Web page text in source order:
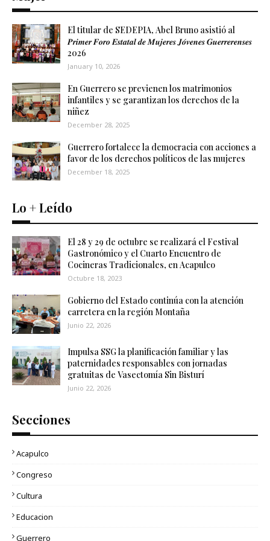
El titular de SEDEPIA, Abel Bruno asistió al
𝑷𝒓𝒊𝒎𝒆𝒓 𝑭𝒐𝒓𝒐 𝑬𝒔𝒕𝒂𝒕𝒂𝒍 𝒅𝒆 𝑴𝒖𝒋𝒆𝒓𝒆𝒔 𝑱𝒐́𝒗𝒆𝒏𝒆𝒔 𝑮𝒖𝒆𝒓𝒓𝒆𝒓𝒆𝒏𝒔𝒆𝒔
2026
January 10, 2026
En Guerrero se previenen los matrimonios
infantiles y se garantizan los derechos de la
niñez
December 28, 2025
Guerrero fortalece la democracia con acciones a
favor de los derechos políticos de las mujeres
December 18, 2025
Lo + Leído
El 28 y 29 de octubre se realizará el Festival
Gastronómico y el Cuarto Encuentro de
Cocineras Tradicionales, en Acapulco
Octubre 18, 2023
Gobierno del Estado continúa con la atención
carretera en la región Montaña
Junio 22, 2026
Impulsa SSG la planificación familiar y las
paternidades responsables con jornadas
gratuitas de Vasectomía Sin Bisturí
Junio 22, 2026
Secciones
Acapulco
Congreso
Cultura
Educacion
Guerrero